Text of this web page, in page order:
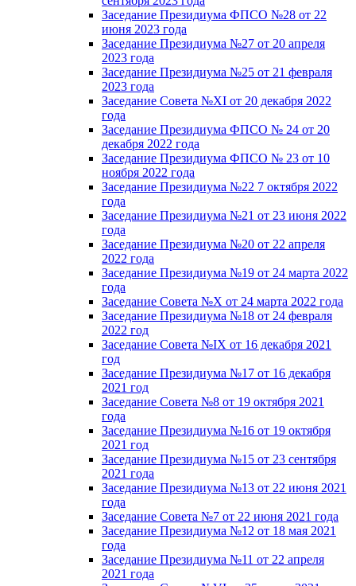
Заседание Президиума ФПСО №28 от 22
июня 2023 года
Заседание Президиума №27 от 20 апреля
2023 года
Заседание Президиума №25 от 21 февраля
2023 года
Заседание Совета №XI от 20 декабря 2022
года
Заседание Президиума ФПСО № 24 от 20
декабря 2022 года
Заседание Президиума ФПСО № 23 от 10
ноября 2022 года
Заседание Президиума №22 7 октября 2022
года
Заседание Президиума №21 от 23 июня 2022
года
Заседание Президиума №20 от 22 апреля
2022 года
Заседание Президиума №19 от 24 марта 2022
года
Заседание Совета №X от 24 марта 2022 года
Заседание Президиума №18 от 24 февраля
2022 год
Заседание Совета №IX от 16 декабря 2021
год
Заседание Президиума №17 от 16 декабря
2021 год
Заседание Совета №8 от 19 октября 2021
года
Заседание Президиума №16 от 19 октября
2021 год
Заседание Президиума №15 от 23 сентября
2021 года
Заседание Президиума №13 от 22 июня 2021
года
Заседание Совета №7 от 22 июня 2021 года
Заседание Президиума №12 от 18 мая 2021
года
Заседание Президиума №11 от 22 апреля
2021 года